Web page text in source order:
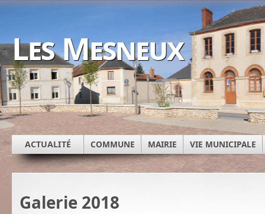
Les Mesneux
ACTUALITÉ COMMUNE MAIRIE VIE MUNICIPALE
Galerie 2018